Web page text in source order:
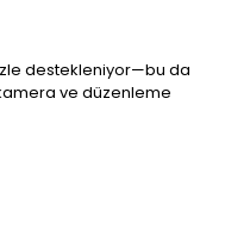
destekleniyor—bu da
ve düzenleme